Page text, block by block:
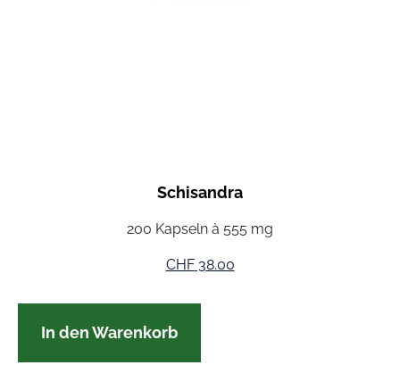
Schisandra
200 Kapseln à 555 mg
CHF38.00
In den Warenkorb